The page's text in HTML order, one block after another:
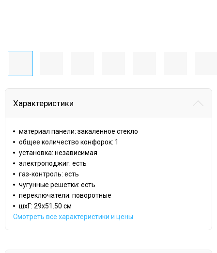
Характеристики
материал панели: закаленное стекло
общее количество конфорок: 1
установка: независимая
электроподжиг: есть
газ-контроль: есть
чугунные решетки: есть
переключатели: поворотные
шхГ: 29х51.50 см
Смотреть все характеристики и цены